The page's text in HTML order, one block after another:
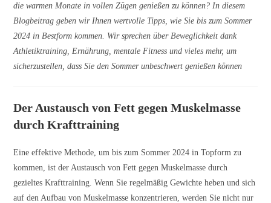
die warmen Monate in vollen Zügen genießen zu können? In diesem
Blogbeitrag geben wir Ihnen wertvolle Tipps, wie Sie bis zum Sommer
2024 in Bestform kommen. Wir sprechen über Beweglichkeit dank
Athletiktraining, Ernährung, mentale Fitness und vieles mehr, um
sicherzustellen, dass Sie den Sommer unbeschwert genießen können
Der Austausch von Fett gegen Muskelmasse
durch Krafttraining
Eine effektive Methode, um bis zum Sommer 2024 in Topform zu
kommen, ist der Austausch von Fett gegen Muskelmasse durch
gezieltes Krafttraining. Wenn Sie regelmäßig Gewichte heben und sich
auf den Aufbau von Muskelmasse konzentrieren, werden Sie nicht nur